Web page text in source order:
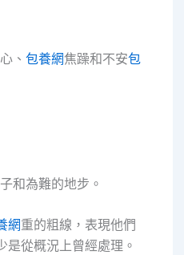
、 包養網焦躁和不安包
和為難的地步。
網重的粗線，表現他們
從概況上曾經處理。